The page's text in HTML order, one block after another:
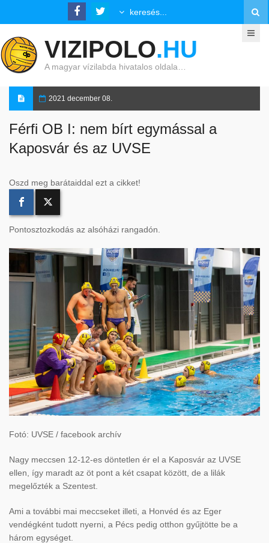
VIZIPOLO.HU
A magyar vízilabda hivatalos oldala…
2021 december 08.
Férfi OB I: nem bírt egymással a
Kaposvár és az UVSE
Oszd meg barátaiddal ezt a cikket!
Pontosztozkodás az alsóházi rangadón.
Fotó: UVSE / facebook archív
Nagy meccsen 12-12-es döntetlen ér el a Kaposvár az UVSE
ellen, így maradt az öt pont a két csapat között, de a lilák
megelőzték a Szentest.
Ami a további mai meccseket illeti, a Honvéd és az Eger
vendégként tudott nyerni, a Pécs pedig otthon gyűjtötte be a
három egységet.